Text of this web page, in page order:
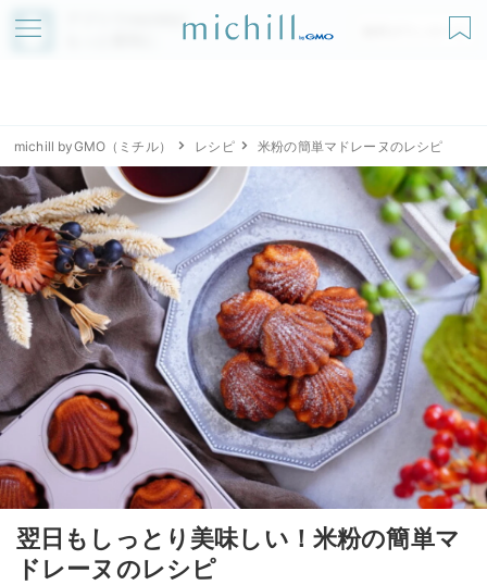
アプリでmichillが
無料ダウンロード
michill byGMO（ミチル） レシピ 米粉の簡単マドレーヌのレシピ
翌日もしっとり美味しい！米粉の簡単マ
ドレーヌのレシピ